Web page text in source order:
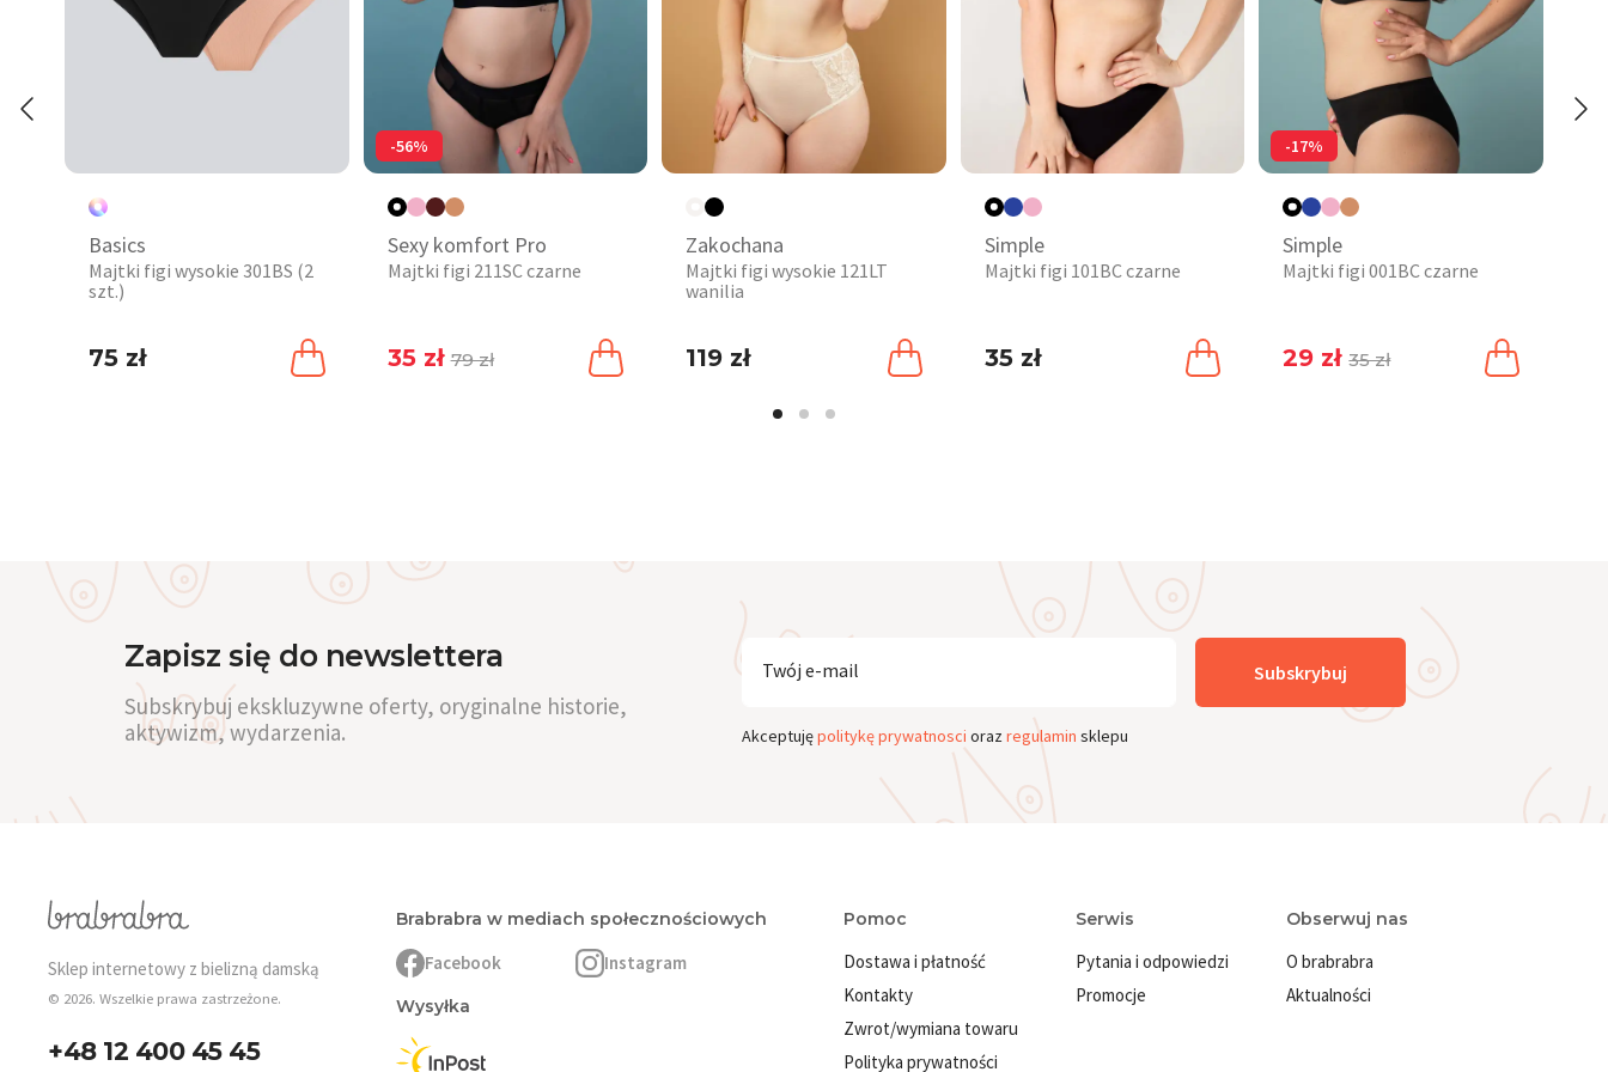
Basics
Majtki figi wysokie 301BS (2
szt.)
75 zł
-56%
Sexy komfort Pro
Majtki figi 211SC czarne
35 zł 79 zł
Zakochana
Majtki figi wysokie 121LT
wanilia
119 zł
Simple
Majtki figi 101BC czarne
35 zł
-17%
Simple
Majtki figi 001BC czarne
29 zł 35 zł
Zapisz się do newslettera
Subskrybuj ekskluzywne oferty, oryginalne historie,
aktywizm, wydarzenia.
Twój e-mail Subskrybuj
Akceptujępolitykę prywatnosci orazregulamin sklepu
Sklep internetowy z bielizną damską
© 2026. Wszelkie prawa zastrzeżone.
+48 12 400 45 45
Brabrabra w mediach społecznościowych
Facebook Instagram
Wysyłka
Pomoc
Dostawa i płatność
Kontakty
Zwrot/wymiana towaru
Polityka prywatności
Serwis
Pytania i odpowiedzi
Promocje
Obserwuj nas
O brabrabra
Aktualności